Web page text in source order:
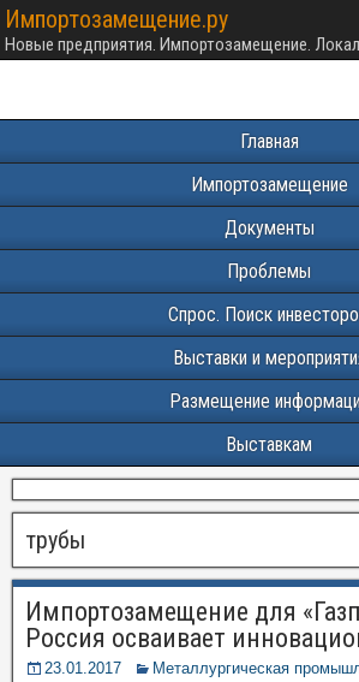
Импортозамещение.ру
Новые предприятия. Импортозамещение.
Главная
Импортозамещение
Документы
Проблемы
Спрос. Поиск
Выставки и
Размещение
Выставкам
трубы
Импортозамещение для
Россия осваивает
23.01.2017
Металлургическая